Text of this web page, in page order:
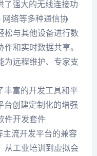
了强大的无线连接功
网络等多种通信协
松与其他设备进行数
和实时数据共享。
为远程维护、专家支
丰富的开发工具和平
台创建定制化的增强
件开发套件
主流开发平台的兼容
从工业培训到虚拟会